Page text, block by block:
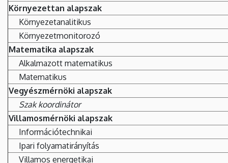
Környezettan alapszak
Környezetanalitikus
Környezetmonitorozó
Matematika alapszak
Alkalmazott matematikus
Matematikus
Vegyészmérnöki alapszak
Szak koordinátor
Villamosmérnöki alapszak
Információtechnikai
Ipari folyamatirányítás
Villamos energetikai